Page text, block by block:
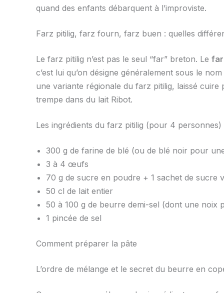
quand des enfants débarquent à l’improviste.
Farz pitilig, farz fourn, farz buen : quelles
Le farz pitilig n’est pas le seul “far” breton. Le
c’est lui qu’on désigne généralement sous le
une variante régionale du farz pitilig, laissé
trempe dans du lait Ribot.
Les ingrédients du farz pitilig (pour 4 personnes)
300 g de farine de blé (ou de blé noir pour
3 à 4 œufs
70 g de sucre en poudre + 1 sachet de sucre
50 cl de lait entier
50 à 100 g de beurre demi-sel (dont une noix
1 pincée de sel
Comment préparer la pâte
L’ordre de mélange et le secret du beurre en